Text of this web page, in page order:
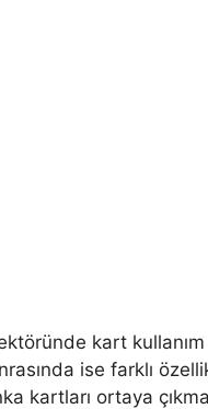
kart kullanım
ise farklı
kartları ortaya